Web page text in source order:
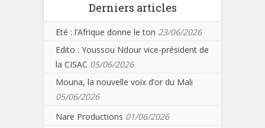
Derniers articles
Eté : l’Afrique donne le ton 23/06/2026
Edito : Youssou Ndour vice-président de
la CISAC 05/06/2026
Mouna, la nouvelle voix d’or du Mali
05/06/2026
Nare Productions 01/06/2026